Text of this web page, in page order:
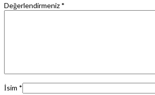
Değerlendirmeniz *
İsim *